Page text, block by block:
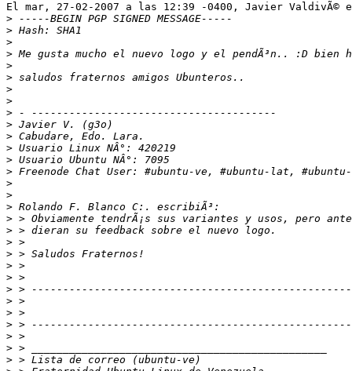
El mar, 27-02-2007 a las 12:39 -0400, Javier ValdivÃ©
>
>
>
>
>
>
>
>
>
>
>
>
>
>
>
>
>
>
>
>
>
>
>
>
>
>
>
>
>
>